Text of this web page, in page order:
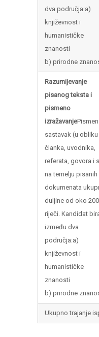
dva područja:a)
književnost i
humanističke
znanosti
b) prirodne
Razumijevanje
pisanog teksta i
pismeno
izražavanjePismeni
sastavak (u obliku
članka, uvodnika,
referata, govora i
na temelju pisanih
dokumenata
duljine od oko
riječi. Kandidat
između dva
područja:a)
književnost i
humanističke
znanosti
b) prirodne
Ukupno trajanje